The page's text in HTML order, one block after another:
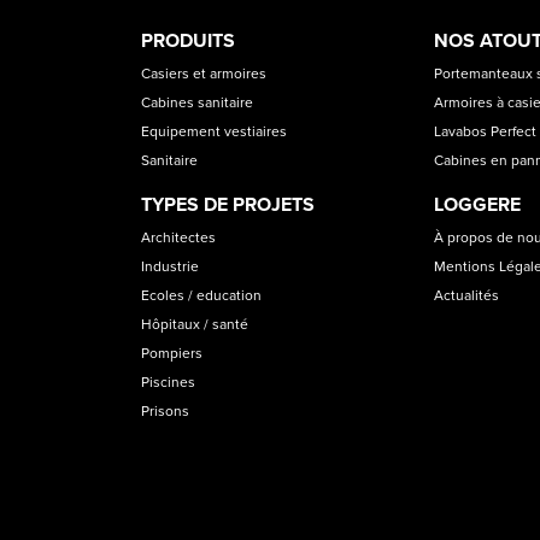
PRODUCT
CATEGORIES
PRODUITS
Casiers et armoires
Cabines sanitaire
Equipement vestiaires
Sanitaire
TYPES DE PROJETS
Architectes
Industrie
Ecoles / education
Hôpitaux / santé
Pompiers
Piscines
Prisons
NOS
Portemanteaux
Armoires à
Lavabos Perfect
Cabines en
LOGGERE
À propos de
Mentions
Actualités